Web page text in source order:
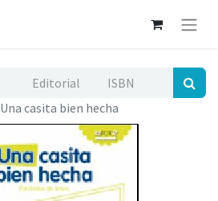
Una casita bien hecha